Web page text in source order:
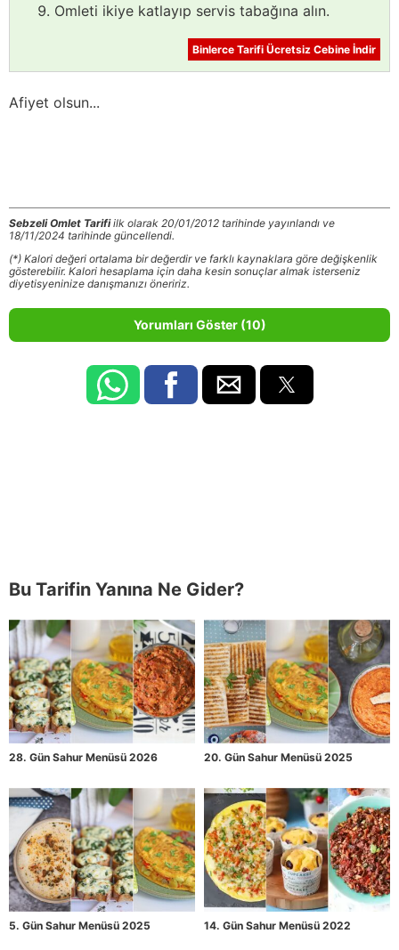
Omleti ikiye katlayıp servis tabağına alın.
Binlerce Tarifi Ücretsiz Cebine İndir
Afiyet olsun...
Sebzeli Omlet Tarifiilk olarak 20/01/2012 tarihinde yayınlandı ve
18/11/2024 tarihinde güncellendi.
(*) Kalori değeri ortalama bir değerdir ve farklı kaynaklara göre değişkenlik
gösterebilir. Kalori hesaplama için daha kesin sonuçlar almak isterseniz
diyetisyeninize danışmanızı öneririz.
Yorumları Göster (10)
Bu Tarifin Yanına Ne Gider?
28. Gün Sahur Menüsü 2026 20. Gün Sahur Menüsü 2025
5. Gün Sahur Menüsü 2025 14. Gün Sahur Menüsü 2022